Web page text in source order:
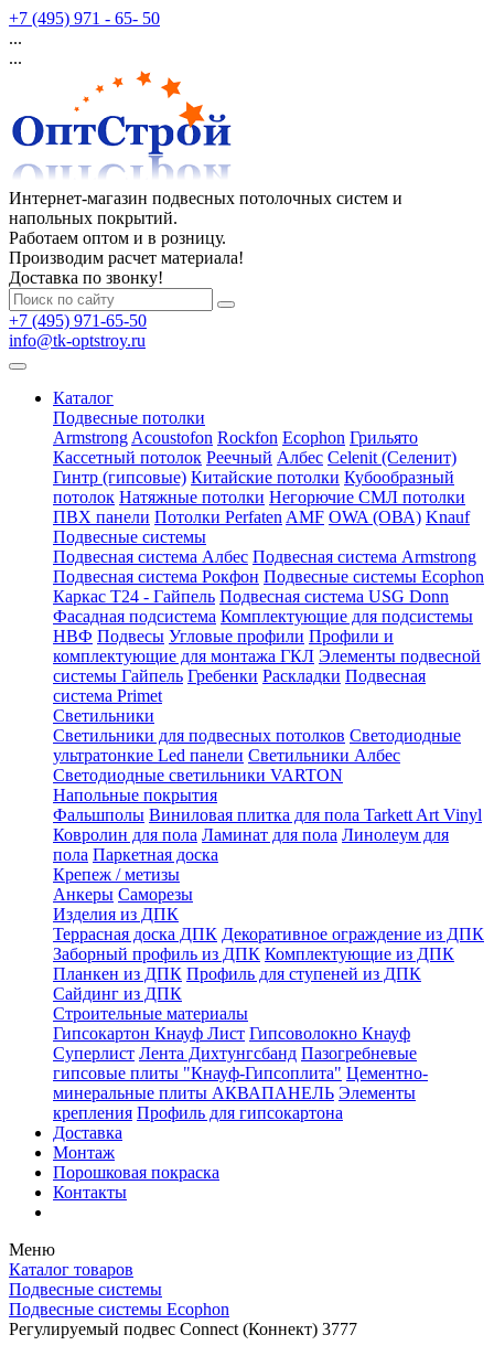
+7 (495) 971 - 65- 50
...
...
Интернет-магазин подвесных потолочных систем и
напольных покрытий.
Работаем оптом и в розницу.
Производим расчет материала!
Доставка по звонку!
+7 (495) 971-65-50
info@tk-optstroy.ru
Каталог
Подвесные потолки
Armstrong Acoustofon Rockfon Ecophon Грильято
Кассетный потолок Реечный Албес Celenit (Селенит)
Гинтр (гипсовые) Китайские потолки Кубообразный
потолок Натяжные потолки Негорючие СМЛ потолки
ПВХ панели Потолки Perfaten AMF OWA (ОВА) Knauf
Подвесные системы
Подвесная система Албес Подвесная система Armstrong
Подвесная система Рокфон Подвесные системы Ecophon
Каркас Т24 - Гайпель Подвесная система USG Donn
Фасадная подсистема Комплектующие для подсистемы
НВФ Подвесы Угловые профили Профили и
комплектующие для монтажа ГКЛ Элементы подвесной
системы Гайпель Гребенки Раскладки Подвесная
система Primet
Светильники
Светильники для подвесных потолков Светодиодные
ультратонкие Led панели Светильники Албес
Светодиодные светильники VARTON
Напольные покрытия
Фальшполы Виниловая плитка для пола Tarkett Art Vinyl
Ковролин для пола Ламинат для пола Линолеум для
пола Паркетная доска
Крепеж / метизы
Анкеры Саморезы
Изделия из ДПК
Террасная доска ДПК Декоративное ограждение из ДПК
Заборный профиль из ДПК Комплектующие из ДПК
Планкен из ДПК Профиль для ступеней из ДПК
Сайдинг из ДПК
Строительные материалы
Гипсокартон Кнауф Лист Гипсоволокно Кнауф
Суперлист Лента Дихтунгсбанд Пазогребневые
гипсовые плиты "Кнауф-Гипсоплита" Цементно-
минеральные плиты АКВАПАНЕЛЬ Элементы
крепления Профиль для гипсокартона
Доставка
Монтаж
Порошковая покраска
Контакты
Меню
Каталог товаров
Подвесные системы
Подвесные системы Ecophon
Регулируемый подвес Connect (Коннект) 3777